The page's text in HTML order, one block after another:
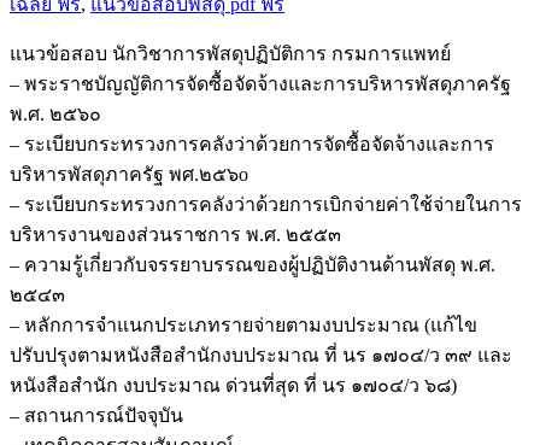
ปฏิบัติ
กรม
การ
แพทย์
ชิ้น
แนวข้อสอบ นักวิชาการพัสดุปฏิบัติการ กรมการแพทย์
– พระราชบัญญัติการจัดซื้อจัดจ้างและการบริหารพัสดุภาครัฐ
พ.ศ. ๒๕๖๐
– ระเบียบกระทรวงการคลังว่าด้วยการจัดซื้อจัดจ้างและการ
บริหารพัสดุภาครัฐ พศ.๒๕๖o
– ระเบียบกระทรวงการคลังว่าด้วยการเบิกจ่ายค่าใช้จ่ายในการ
บริหารงานของส่วนราชการ พ.ศ. ๒๕๕๓
– ความรู้เกี่ยวกับจรรยาบรรณของผู้ปฏิบัติงานด้านพัสดุ พ.ศ.
๒๕๔๓
– หลักการจำแนกประเภทรายจ่ายตามงบประมาณ (แก้ไข
ปรับปรุงตามหนังสือสำนักงบประมาณ ที่ นร ๑๗๐๔/ว ๓๙ และ
หนังสือสำนัก งบประมาณ ด่วนที่สุด ที่ นร ๑๗๐๔/ว ๖๘)
– สถานการณ์ปัจจุบัน